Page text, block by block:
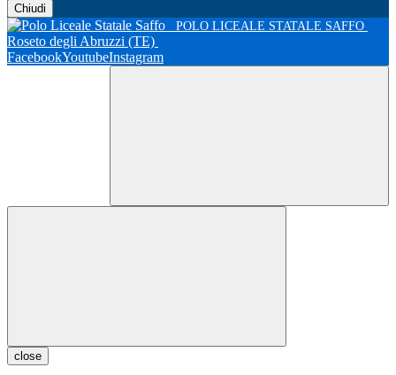
Chiudi
POLO LICEALE STATALE SAFFO
Roseto degli Abruzzi (TE)
FacebookYoutubeInstagram
close